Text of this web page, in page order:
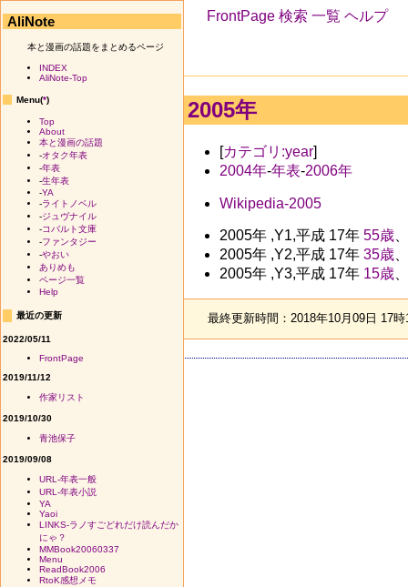
FrontPage 検索 一覧 ヘルプ
2005年
[カテゴリ:year]
2004年-年表-2006年
Wikipedia-2005
2005年 ,Y1,平成 17年 55歳、
2005年 ,Y2,平成 17年 35歳、
2005年 ,Y3,平成 17年 15歳、
最終更新時間：2018年10月09日 17
AliNote
本と漫画の話題をまとめるページ
INDEX
AliNote-Top
Menu(*)
Top
About
本と漫画の話題
-オタク年表
-年表
-生年表
-YA
-ライトノベル
-ジュヴナイル
-コバルト文庫
-ファンタジー
-やおい
ありめも
ページ一覧
Help
最近の更新
2022/05/11
FrontPage
2019/11/12
作家リスト
2019/10/30
青池保子
2019/09/08
URL-年表一般
URL-年表小説
YA
Yaoi
LINKS-ラノすごどれだけ読んだか
にゃ？
MMBook20060337
Menu
ReadBook2006
RtoK感想メモ